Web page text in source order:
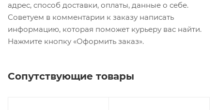
адрес, способ доставки, оплаты, данные о себе.
Советуем в комментарии к заказу написать
информацию, которая поможет курьеру вас найти.
Нажмите кнопку «Оформить заказ».
Сопутствующие товары